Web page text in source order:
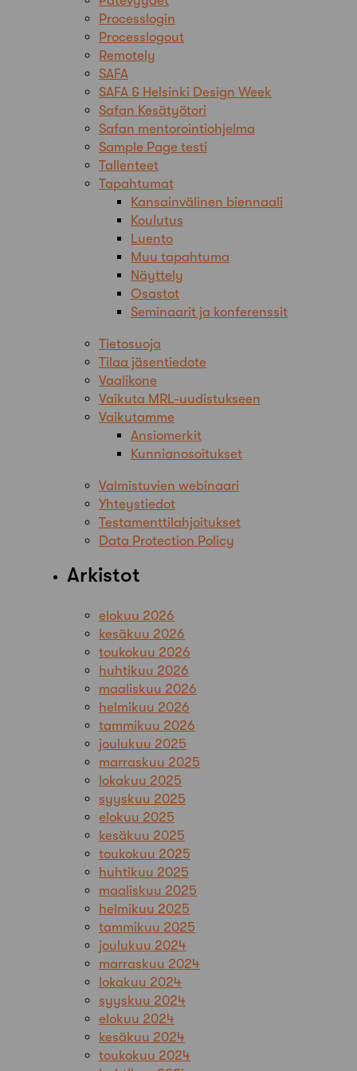
Processlogin
Processlogout
Remotely
SAFA
SAFA & Helsinki Design Week
Safan Kesätyötori
Safan mentorointiohjelma
Sample Page testi
Tallenteet
Tapahtumat
Kansainvälinen biennaali
Koulutus
Luento
Muu tapahtuma
Näyttely
Osastot
Seminaarit ja konferenssit
Tietosuoja
Tilaa jäsentiedote
Vaalikone
Vaikuta MRL-uudistukseen
Vaikutamme
Ansiomerkit
Kunnianosoitukset
Valmistuvien webinaari
Yhteystiedot
Testamenttilahjoitukset
Data Protection Policy
Arkistot
elokuu 2026
kesäkuu 2026
toukokuu 2026
huhtikuu 2026
maaliskuu 2026
helmikuu 2026
tammikuu 2026
joulukuu 2025
marraskuu 2025
lokakuu 2025
syyskuu 2025
elokuu 2025
kesäkuu 2025
toukokuu 2025
huhtikuu 2025
maaliskuu 2025
helmikuu 2025
tammikuu 2025
joulukuu 2024
marraskuu 2024
lokakuu 2024
syyskuu 2024
elokuu 2024
kesäkuu 2024
toukokuu 2024